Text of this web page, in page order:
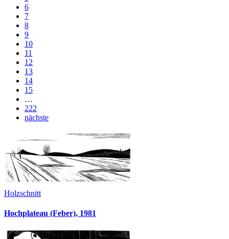
6
7
8
9
10
11
12
13
14
15
…
222
nächste
Holzschnitt
Hochplateau (Feber), 1981